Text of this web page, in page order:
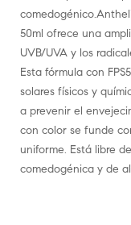
50ml ofrece una
UVB/UVA y los
Esta fórmula con
solares físicos y
a prevenir el
con color se funde
uniforme. Está libre
comedogénica y de